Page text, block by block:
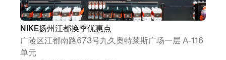
NIKE扬州江都换季优惠点
广陵区江都南路673号九久奥特莱斯广场一层 A-116
单元